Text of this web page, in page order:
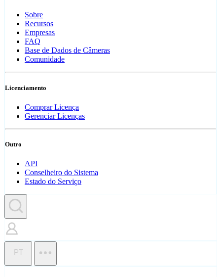
Sobre
Recursos
Empresas
FAQ
Base de Dados de Câmeras
Comunidade
Licenciamento
Comprar Licença
Gerenciar Licenças
Outro
API
Conselheiro do Sistema
Estado do Serviço
PT